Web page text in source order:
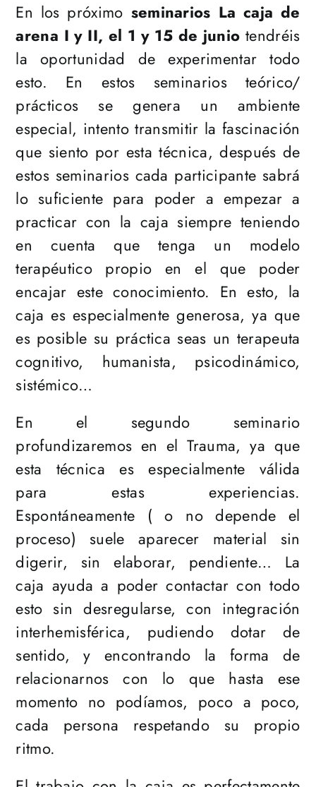
En los próximo seminarios La caja de
arena I y II, el 1 y 15 de junio tendréis
la oportunidad de experimentar todo
esto. En estos seminarios teórico/
prácticos se genera un ambiente
especial, intento transmitir la fascinación
que siento por esta técnica, después de
estos seminarios cada participante sabrá
lo suficiente para poder a empezar a
practicar con la caja siempre teniendo
en cuenta que tenga un modelo
terapéutico propio en el que poder
encajar este conocimiento. En esto, la
caja es especialmente generosa, ya que
es posible su práctica seas un terapeuta
cognitivo, humanista, psicodinámico,
sistémico…
En el segundo seminario
profundizaremos en el Trauma, ya que
esta técnica es especialmente válida
para estas experiencias.
Espontáneamente ( o no depende el
proceso) suele aparecer material sin
digerir, sin elaborar, pendiente… La
caja ayuda a poder contactar con todo
esto sin desregularse, con integración
interhemisférica, pudiendo dotar de
sentido, y encontrando la forma de
relacionarnos con lo que hasta ese
momento no podíamos, poco a poco,
cada persona respetando su propio
ritmo.